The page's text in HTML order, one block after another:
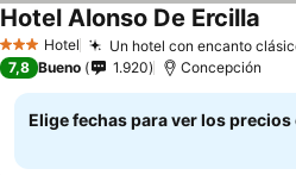
3 Estrellas
Hotel Un hotel con encanto
Hotel Alonso De Ercilla
7,8 Bueno 1.920 Concepción
Elige fechas para ver los precios